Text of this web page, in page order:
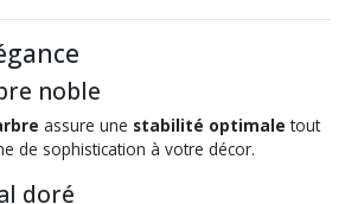
noble
assure une stabilité optimale tout
de sophistication à votre décor.
doré